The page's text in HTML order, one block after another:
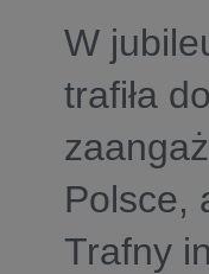
W
trafiła
Polsce,
Trafny